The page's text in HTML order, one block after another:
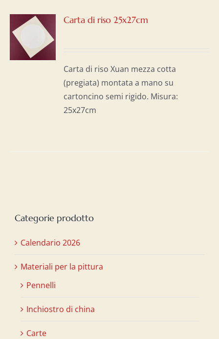
Carta di riso 25x27cm
Carta di riso Xuan mezza cotta
(pregiata) montata a mano su
cartoncino semi rigido. Misura:
25x27cm
Categorie prodotto
Calendario 2026
Materiali per la pittura
Pennelli
Inchiostro di china
Carte